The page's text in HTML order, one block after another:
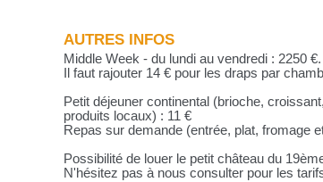
AUTRES INFOS
Middle Week - du lundi au vendredi : 2250 €.
Il faut rajouter 14 € pour les draps par
Petit déjeuner continental (brioche,
produits locaux) : 11 €
Repas sur demande (entrée, plat, fromage
Possibilité de louer le petit château du
N'hésitez pas à nous consulter pour les